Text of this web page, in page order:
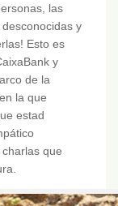
las
y
Esto es
y
de la
la que
estad
que